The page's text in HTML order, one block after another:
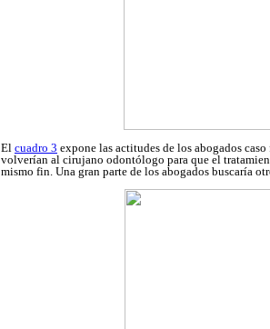
El cuadro 3 expone las actitudes de los abogados
volverían al cirujano odontólogo para que el
mismo fin. Una gran parte de los abogados buscaría